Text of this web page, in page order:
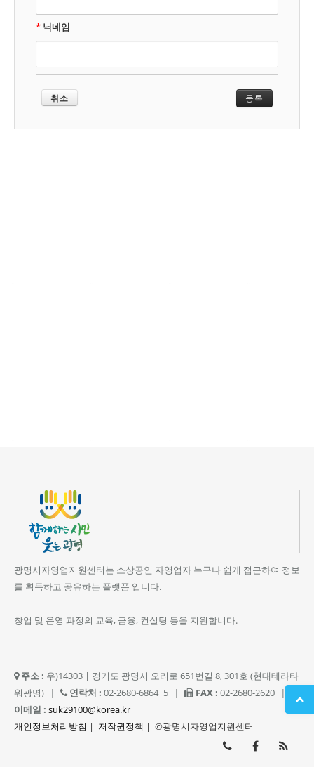
* 닉네임
취소
광명시자영업지원센터는 소상공인 자영업자 누구나 쉽게 접근하여 정보
를 획득하고 공유하는 플랫폼 입니다.
창업 및 운영 과정의 교육, 금융, 컨설팅 등을 지원합니다.
주소 : 우)14303 | 경기도 광명시 오리로 651번길 8, 301호 (현대테라타
워광명)
| 연락처 : 02-2680-6864~5 | FAX : 02-2680-2620
|
이메일 : suk29100@korea.kr
개인정보처리방침 | 저작권정책 | ©광명시자영업지원센터